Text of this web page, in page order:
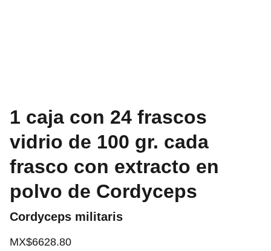
1 caja con 24 frascos
vidrio de 100 gr. cada
frasco con extracto en
polvo de Cordyceps
Cordyceps militaris
MX$6628.80